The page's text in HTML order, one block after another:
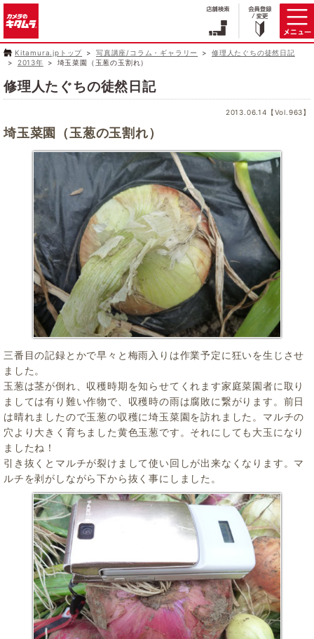
Kitamura.jpトップ 写真講座/コラム・ギャラリー
修理人たぐちの徒然日記
2013年
埼玉菜園（玉葱の玉割れ）
修理人たぐちの徒然日記
2013.06.14【Vol.963】
埼玉菜園（玉葱の玉割れ）
三番目の記録とかで早々と梅雨入りは作業予定に狂いを生じさせ
ました。
玉葱は茎が倒れ、収穫時期を知らせてくれます家庭菜園者に取り
ましては有り難い作物で、収穫時の雨は腐敗に繋がります。前日
は晴れましたので玉葱の収穫に埼玉菜園を訪れました。マルチの
穴より大きく育ちました黄色玉葱です。それにしても大玉になり
ましたね！
引き抜くとマルチが裂けまして使い回しが出来なくなります。マ
ルチを剥がしながら下から抜く事にしました。